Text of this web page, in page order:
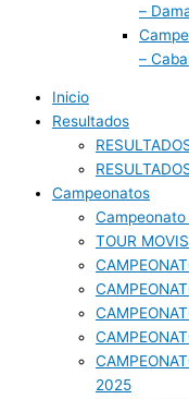
–
–
Inicio
Resultados
Campeonatos
TOUR
2025